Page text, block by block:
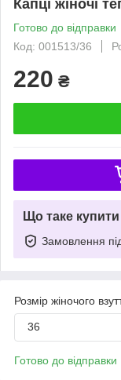
Капці жіночі
Готово до відправки
Код: 001513/36
220 ₴
Що таке
Замовлення
Розмір жіночого
36
Готово до відправки